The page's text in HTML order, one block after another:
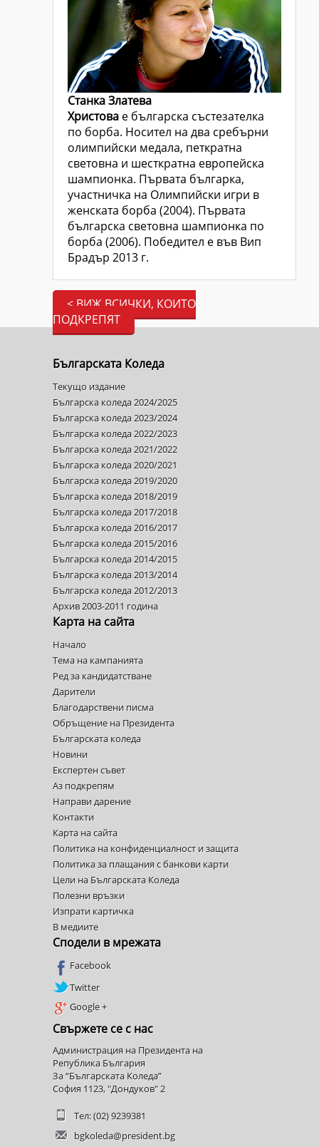
Станка Златева
Христова е българска състезателка
по борба. Носител на два сребърни
олимпийски медала, петкратна
световна и шесткратна европейска
шампионка. Първата българка,
участничка на Олимпийски игри в
женската борба (2004). Първата
българска световна шампионка по
борба (2006). Победител е във Вип
Брадър 2013 г.
< ВИЖ ВСИЧКИ, КОИТО
ПОДКРЕПЯТ
Българската Коледа
Текущо издание
Българска коледа 2024/2025
Българска коледа 2023/2024
Българска коледа 2022/2023
Българска коледа 2021/2022
Българска коледа 2020/2021
Българска коледа 2019/2020
Българска коледа 2018/2019
Българска коледа 2017/2018
Българска коледа 2016/2017
Българска коледа 2015/2016
Българска коледа 2014/2015
Българска коледа 2013/2014
Българска коледа 2012/2013
Архив 2003-2011 година
Карта на сайта
Начало
Тема на кампанията
Ред за кандидатстване
Дарители
Благодарствени писма
Обръщение на Президента
Българската коледа
Новини
Експертен съвет
Аз подкрепям
Направи дарение
Контакти
Карта на сайта
Политика на конфиденциалност и защита
Политика за плащания с банкови карти
Цели на Българската Коледа
Полезни връзки
Изпрати картичка
В медиите
Сподели в мрежата
Facebook
Twitter
Google +
Свържете се с нас
Администрация на Президента на
Република България
За “Българската Коледа”
София 1123, "Дондуков" 2
Тел: (02) 9239381
bgkoleda@president.bg